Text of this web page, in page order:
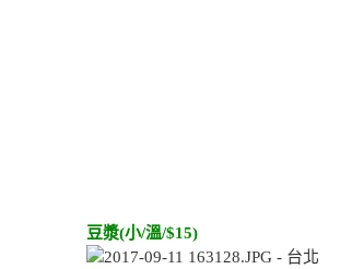
豆漿(小/溫/$15)